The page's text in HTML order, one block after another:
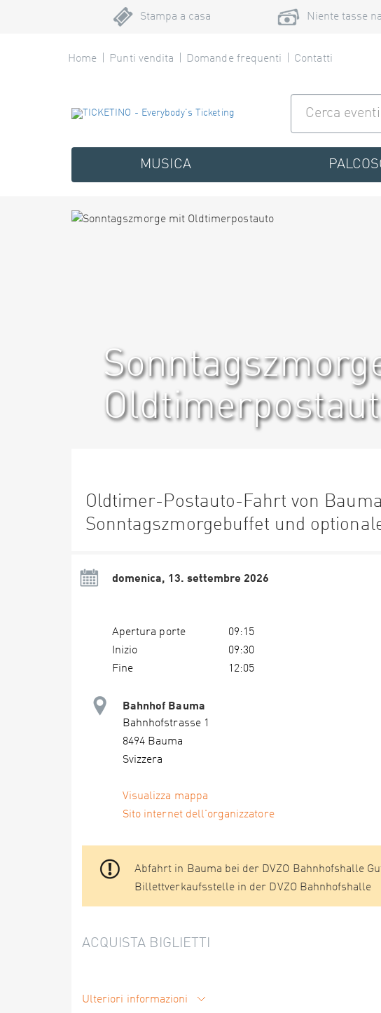
Stampa a casa Niente tasse
Home Punti vendita Domande frequenti Contatti
MUSICA
Oldtimer-Postauto-Fahrt von
Sonntagszmorgebuffet und
domenica, 13. settembre 2026
Apertura porte
09:15
Inizio
09:30
Fine
12:05
Bahnhof Bauma
Bahnhofstrasse 1
8494 Bauma
Svizzera
Visualizza mappa
Sito internet dell'organizzatore
Abfahrt in Bauma bei der DVZO Bahnhofshalle
Billettverkaufsstelle in der DVZO Bahnhofshalle
ACQUISTA BIGLIETTI
Ulteriori informazioni